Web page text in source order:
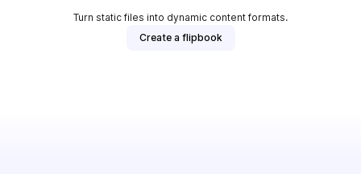
Turn static files into dynamic content formats.
Create a flipbook